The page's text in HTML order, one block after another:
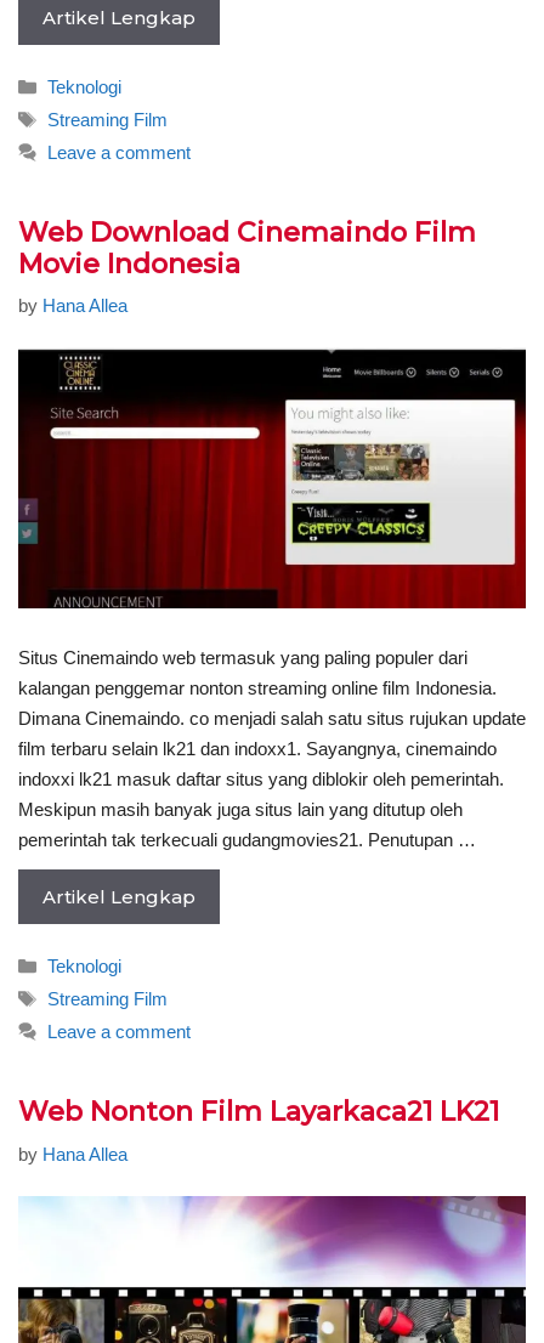
Artikel Lengkap
Categories
Teknologi
Tags
Streaming Film
Leave a comment
Web Download Cinemaindo Film
Movie Indonesia
by Hana Allea
Situs Cinemaindo web termasuk yang paling populer dari
kalangan penggemar nonton streaming online film Indonesia.
Dimana Cinemaindo. co menjadi salah satu situs rujukan update
film terbaru selain lk21 dan indoxx1. Sayangnya, cinemaindo
indoxxi lk21 masuk daftar situs yang diblokir oleh pemerintah.
Meskipun masih banyak juga situs lain yang ditutup oleh
pemerintah tak terkecuali gudangmovies21. Penutupan …
Artikel Lengkap
Categories
Teknologi
Tags
Streaming Film
Leave a comment
Web Nonton Film Layarkaca21 LK21
by Hana Allea